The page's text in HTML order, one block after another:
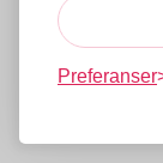
Preferanser